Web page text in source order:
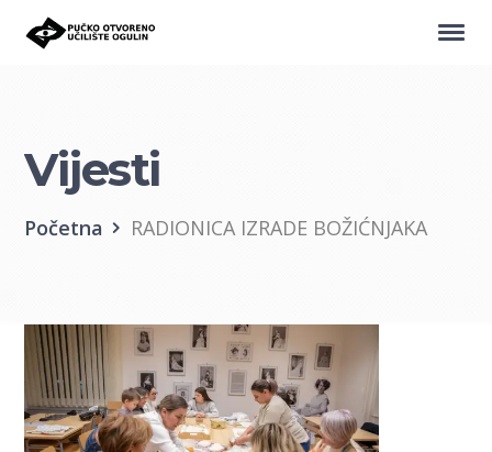
Vijesti
Početna RADIONICA IZRADE BOŽIĆNJAKA